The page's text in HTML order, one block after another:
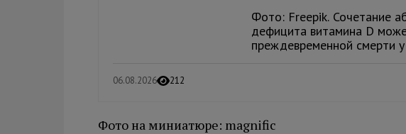
Фото: Freepik. Сочетание
дефицита витамина D
преждевременной смерти
06.08.2026 212
Фото на миниатюре: magnific